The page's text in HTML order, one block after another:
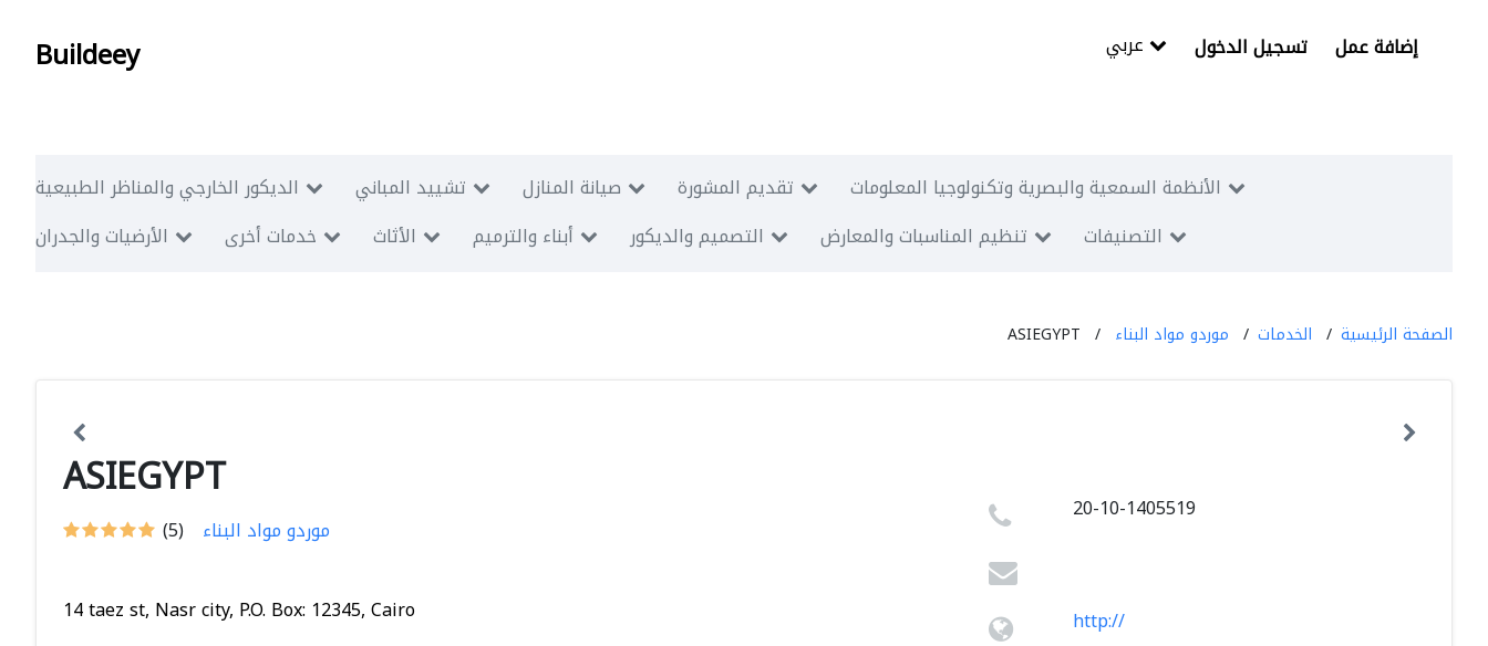
Buildeey تسجيل الدخول إضافة عمل
الديكور الخارجي والمناظر الطبيعية تشييد المباني صيانة المنازل تقديم المشورة
الأنظمة السمعية والبصرية وتكنولوجيا المعلومات
الأرضيات والجدران
خدمات أخرى الأثاث أبناء والترميم التصميم والديكور تنظيم المناسبات والمعارض التصنيفات
الصفحة الرئيسية الخدمات موردو مواد البناء ASIEGYPT
ASIEGYPT
(5) موردو مواد البناء
14 taez st, Nasr city, P.O. Box: 12345, Cairo
20-10-1405519
http://